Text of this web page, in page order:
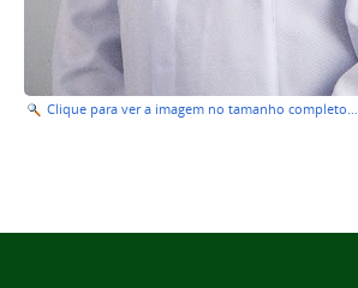
Clique para ver a imagem no tamanho completo…